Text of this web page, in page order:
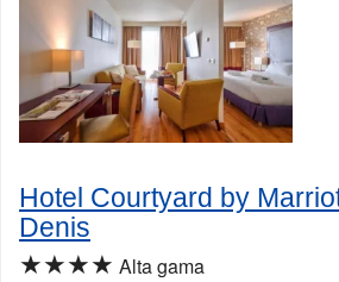
Hotel Courtyard by
Denis
★★★★ Alta gama